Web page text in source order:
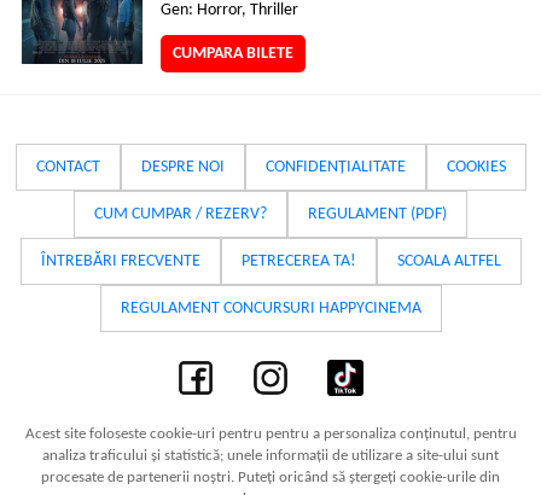
Gen: Horror, Thriller
CUMPARA BILETE
CONTACT DESPRE NOI CONFIDENȚIALITATE COOKIES
CUM CUMPAR / REZERV? REGULAMENT (PDF)
ÎNTREBĂRI FRECVENTE PETRECEREA TA! SCOALA ALTFEL
REGULAMENT CONCURSURI HAPPYCINEMA
Acest site foloseste cookie-uri pentru pentru a personaliza conținutul, pentru
analiza traficului și statistică; unele informații de utilizare a site-ului sunt
procesate de partenerii noștri. Puteți oricând să ștergeți cookie-urile din